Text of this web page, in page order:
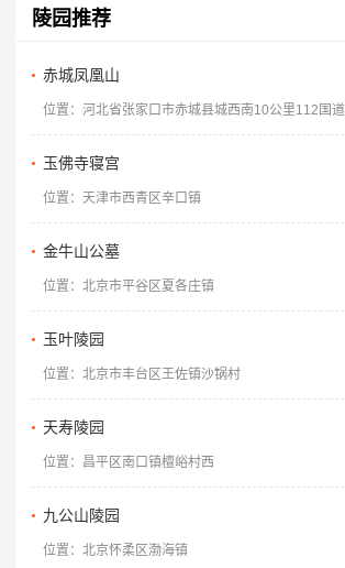
陵园推荐
赤城凤凰山
位置：河北省张家口市赤城县城西南10公里112国
玉佛寺寝宫
位置：天津市西青区辛口镇
金牛山公墓
位置：北京市平谷区夏各庄镇
玉叶陵园
位置：北京市丰台区王佐镇沙锅村
天寿陵园
位置：昌平区南口镇檀峪村西
九公山陵园
位置：北京怀柔区渤海镇